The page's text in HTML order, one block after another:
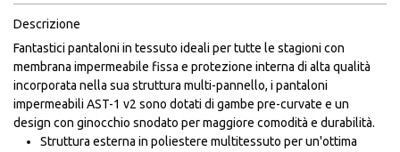
Descrizione
Fantastici pantaloni in tessuto ideali per tutte le stagioni con
membrana impermeabile fissa e protezione interna di alta qualità
incorporata nella sua struttura multi-pannello, i pantaloni
impermeabili AST-1 v2 sono dotati di gambe pre-curvate e un
design con ginocchio snodato per maggiore comodità e durabilità.
Struttura esterna in poliestere multitessuto per un'ottima